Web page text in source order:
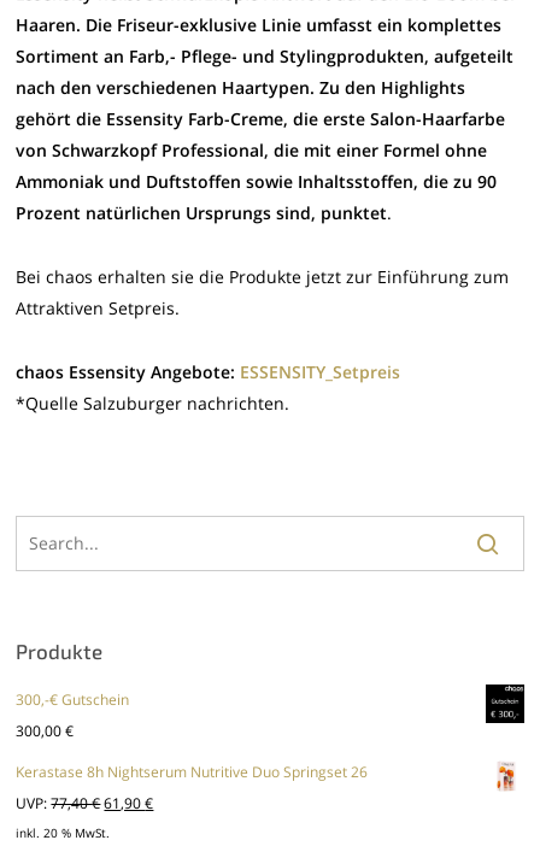
Haaren. Die Friseur-exklusive Linie umfasst ein komplettes
Sortiment an Farb,- Pflege- und Stylingprodukten, aufgeteilt
nach den verschiedenen Haartypen. Zu den Highlights
gehört die Essensity Farb-Creme, die erste Salon-Haarfarbe
von Schwarzkopf Professional, die mit einer Formel ohne
Ammoniak und Duftstoffen sowie Inhaltsstoffen, die zu 90
Prozent natürlichen Ursprungs sind, punktet.
Bei chaos erhalten sie die Produkte jetzt zur Einführung zum
Attraktiven Setpreis.
chaos Essensity Angebote: ESSENSITY_Setpreis
*Quelle Salzuburger nachrichten.
Produkte
300,-€ Gutschein
300,00€
Kerastase 8h Nightserum Nutritive Duo Springset 26
UVP: 77,40€Ursprünglicher
Preis
61,90€Aktueller
inkl. 20 % MwSt.